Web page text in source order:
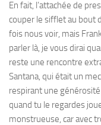
En fait, l’attachée de
couper le sifflet au bout
fois nous voir, mais
parler là, je vous dirai
reste une rencontre
Santana, qui était un
respirant une
quand tu le regardes
monstrueuse, car avec